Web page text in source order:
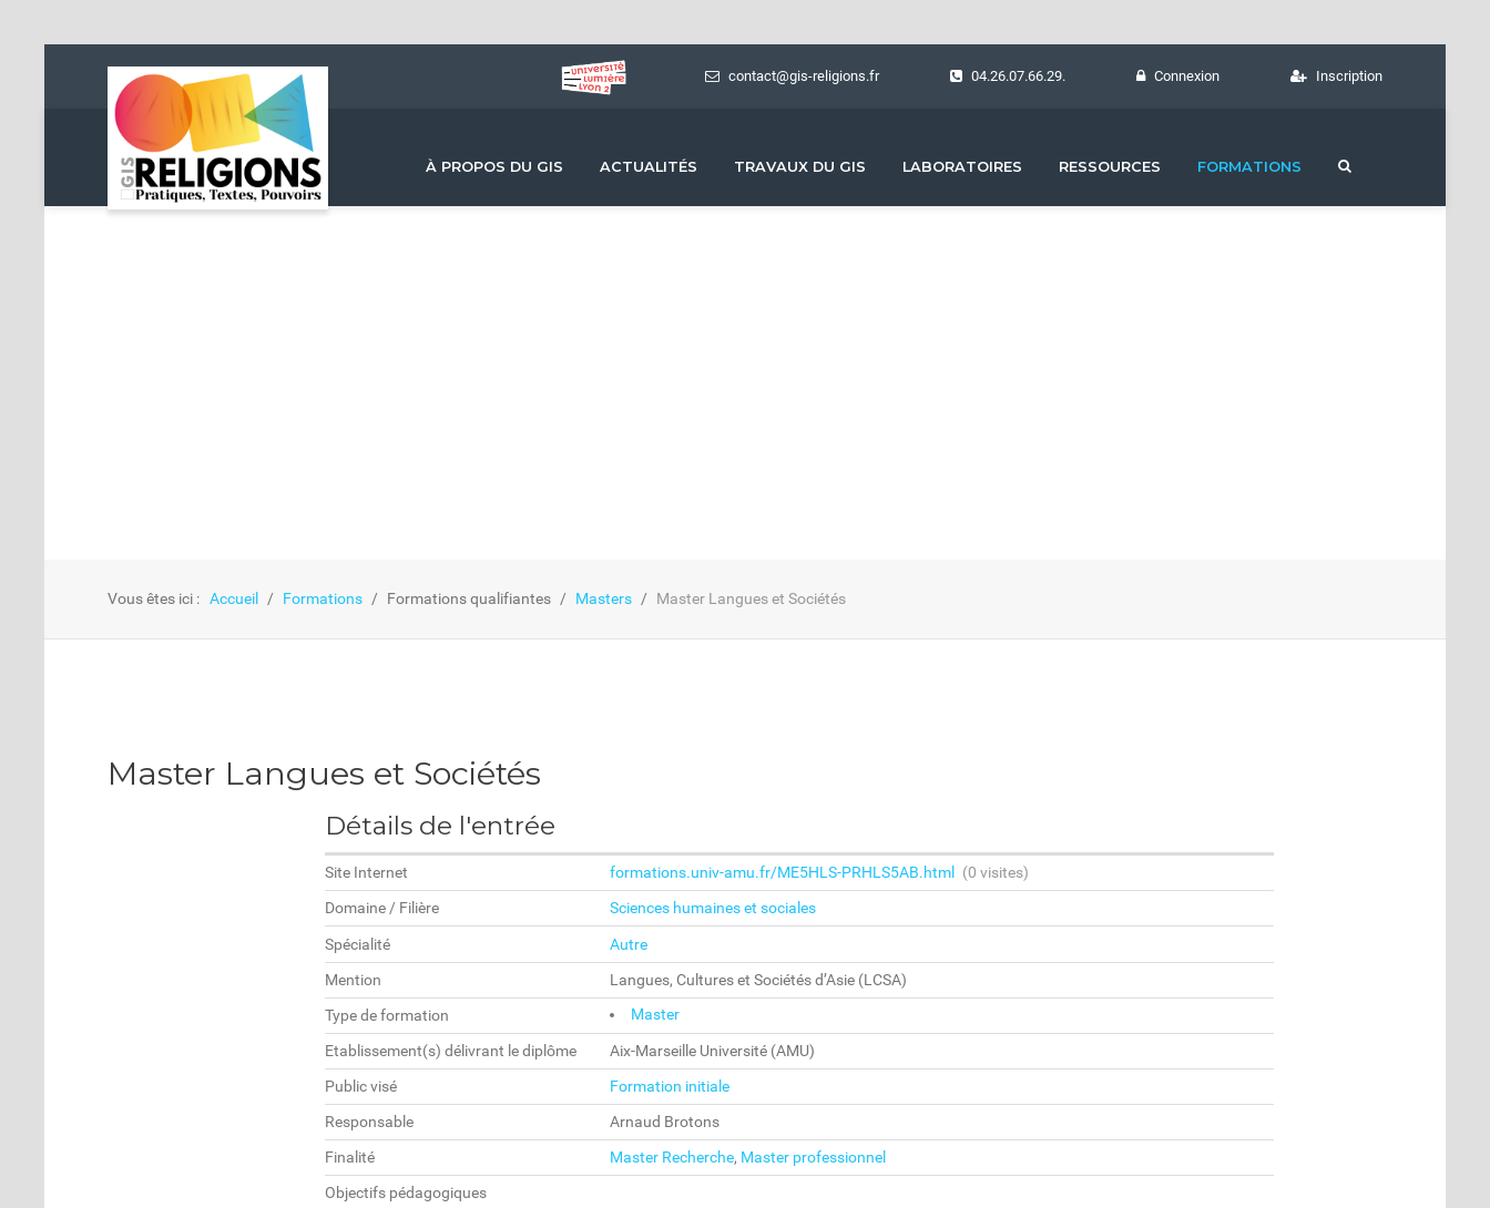
contact@gis-religions.fr 04.26.07.66.29. Connexion Inscription
À PROPOS DU GIS ACTUALITÉS TRAVAUX DU GIS LABORATOIRES RESSOURCES FORMATIONS
Vous êtes ici : Accueil Formations Formations qualifiantes Masters Master Langues et Sociétés
Master Langues et Sociétés
Détails de l'entrée
Site Internet formations.univ-amu.fr/ME5HLS-PRHLS5AB.html
(0 visites)
Domaine / Filière
Sciences humaines et sociales
Spécialité
Autre
Mention
Langues, Cultures et Sociétés d’Asie (LCSA)
Type de formation
Master
Etablissement(s) délivrant le diplôme
Aix-Marseille Université (AMU)
Public visé
Formation initiale
Responsable
Arnaud Brotons
Finalité
Master Recherche, Master professionnel
Objectifs pédagogiques